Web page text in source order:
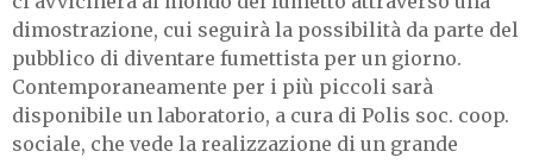
dimostrazione, cui seguirà la possibilità da parte del
pubblico di diventare fumettista per un giorno.
Contemporaneamente per i più piccoli sarà
disponibile un laboratorio, a cura di Polis soc. coop.
sociale, che vede la realizzazione di un grande